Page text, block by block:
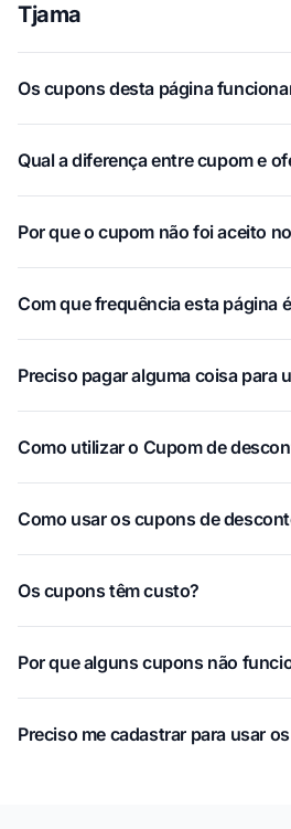
Tjama
Os cupons desta página
Qual a diferença entre cupom e
Por que o cupom não foi aceito
Com que frequência esta página
Preciso pagar alguma coisa para
Como utilizar o Cupom de
Como usar os cupons de
Os cupons têm custo?
Por que alguns cupons não
Preciso me cadastrar para usar